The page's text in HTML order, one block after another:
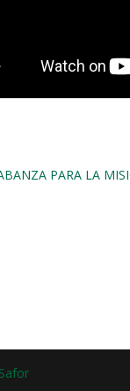
PARA LA